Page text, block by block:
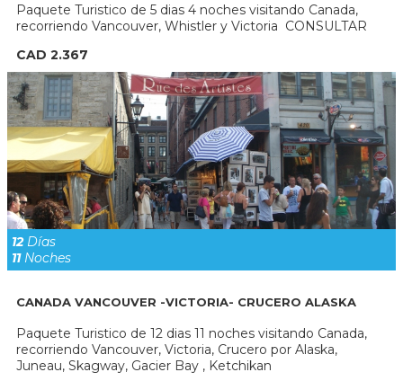
Paquete Turistico de 5 dias 4 noches visitando Canada,
recorriendo Vancouver, Whistler y Victoria CONSULTAR
CAD 2.367
12Días
11Noches
CANADA VANCOUVER -VICTORIA- CRUCERO ALASKA
Paquete Turistico de 12 dias 11 noches visitando Canada,
recorriendo Vancouver, Victoria, Crucero por Alaska,
Juneau, Skagway, Gacier Bay , Ketchikan